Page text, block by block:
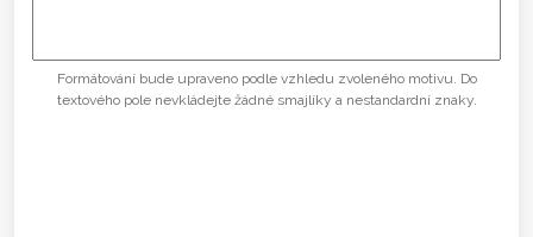
Formátování bude upraveno podle vzhledu zvoleného motivu. Do
textového pole nevkládejte žádné smajlíky a nestandardní znaky.